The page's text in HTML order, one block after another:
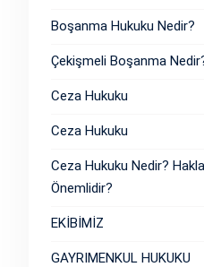
Boşanma Hukuku Nedir?
Çekişmeli Boşanma
Ceza Hukuku
Ceza Hukuku
Ceza Hukuku Nedir?
Önemlidir?
EKİBİMİZ
GAYRIMENKUL HUKUKU